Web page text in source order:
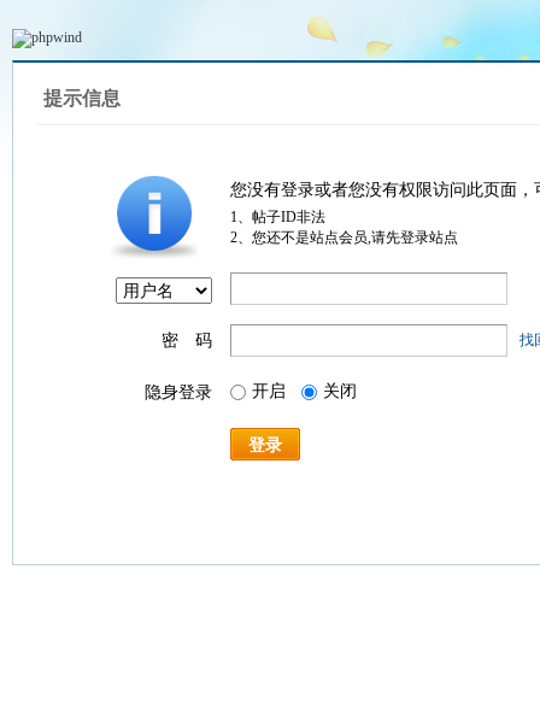
提示信息
您没有登录或者您没有权限访问此页面
1、帖子ID非法
2、您还不是站点会员,请先登录站点
密 码 找
隐身登录 开启 关闭
登录